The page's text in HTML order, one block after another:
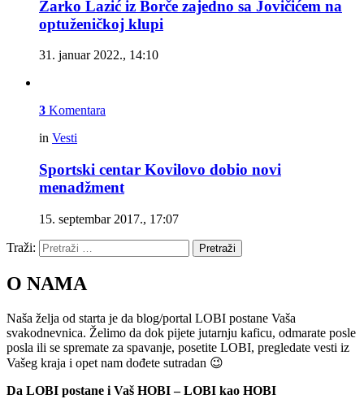
Žarko Lazić iz Borče zajedno sa Jovičićem na
optuženičkoj klupi
31. januar 2022., 14:10
3 Komentara
in Vesti
Sportski centar Kovilovo dobio novi
menadžment
15. septembar 2017., 17:07
Traži: Pretraži
O NAMA
Naša želja od starta je da blog/portal LOBI postane Vaša
svakodnevnica. Želimo da dok pijete jutarnju kaficu, odmarate posle
posla ili se spremate za spavanje, posetite LOBI, pregledate vesti iz
Vašeg kraja i opet nam dođete sutradan 😉
Da LOBI postane i Vaš HOBI – LOBI kao HOBI